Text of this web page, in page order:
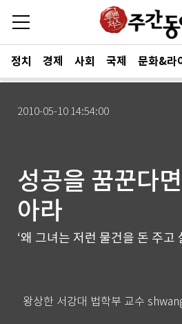
정치 경제 사회 국제 문화&라
2010-05-10 14:54:00
성공을 꿈꾼다
아라
‘왜 그녀는 저런 물건을 돈 주고
왕상한 서강대 법학부 교수